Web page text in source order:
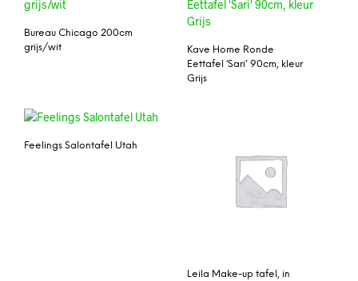
Bureau Chicago 200cm
grijs/wit
Kave Home Ronde
Eettafel ‘Sari’ 90cm, kleur
Grijs
Feelings Salontafel Utah
Leila Make-up tafel, in